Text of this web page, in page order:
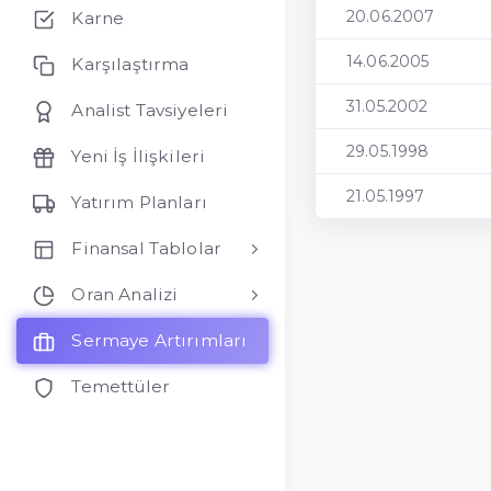
Karne
Karşılaştırma
Analist Tavsiyeleri
Yeni İş İlişkileri
Yatırım Planları
Finansal Tablolar
Oran Analizi
Sermaye Artırımları
Temettüler
20.06.2007
14.06.2005
31.05.2002
29.05.1998
21.05.1997